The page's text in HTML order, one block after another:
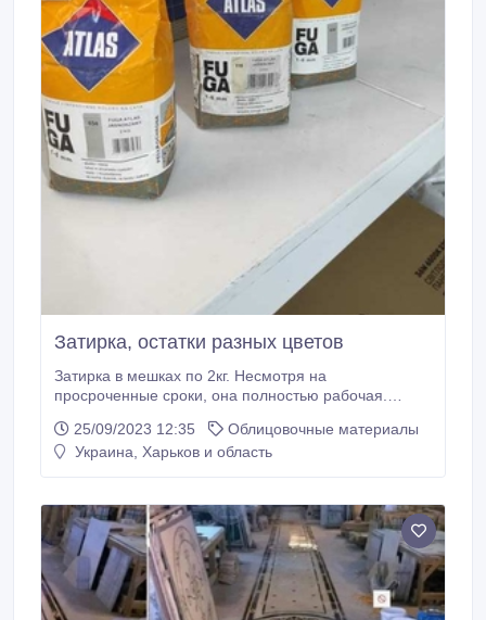
Затирка, остатки разных цветов
Затирка в мешках по 2кг. Несмотря на
просроченные сроки, она полностью рабочая.
верну деньги. Самовывоз в 5 минутах ходьбы от
Конного рынка. Есть возможность доставки по
25/09/2023 12:35
Облицовочные материалы
Украина, Харьков и область